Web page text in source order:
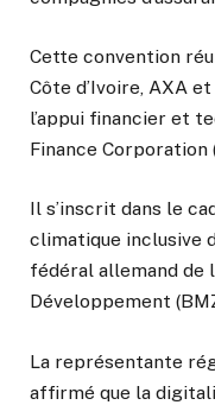
Cette convention
Côte d’Ivoire, AXA
l’appui financier et
Finance Corporation
Il s’inscrit dans le
climatique inclusive
fédéral allemand de
Développement
La représentante
affirmé que la